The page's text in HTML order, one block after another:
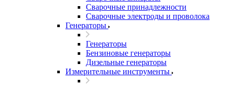
Сварочные принадлежности
Сварочные электроды и проволока
Генераторы
Генераторы
Бензиновые генераторы
Дизельные генераторы
Измерительные инструменты